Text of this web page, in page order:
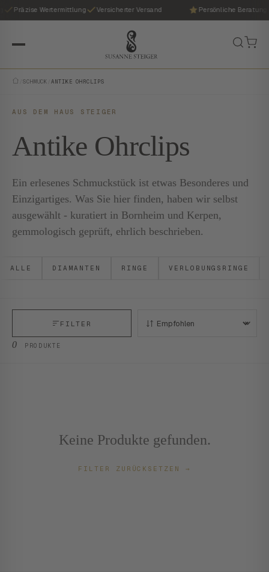
Präzise Wertermittlung Versicherter Versand Persönliche Beratung
SCHMUCK /ANTIKE OHRCLIPS
AUS DEM HAUS STEIGER
Antike Ohrclips
Ein erlesenes Schmuckstück ist etwas Besonderes und
Einzigartiges. Was Sie hier finden, haben wir selbst
ausgewählt - kuratiert in Bornheim und Kerpen,
gemmologisch geprüft, ehrlich beschrieben.
ALLE DIAMANTEN RINGE VERLOBUNGSRINGE
0 PRODUKTE
FILTER SORTIEREN:
Keine Produkte gefunden.
FILTER ZURÜCKSETZEN →